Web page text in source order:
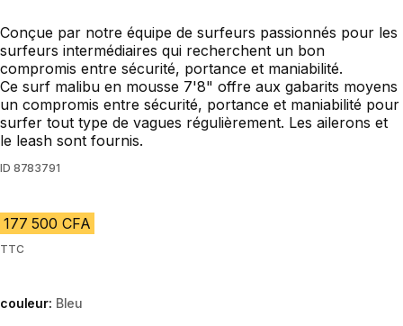
Conçue par notre équipe de surfeurs passionnés pour les
surfeurs intermédiaires qui recherchent un bon
compromis entre sécurité, portance et maniabilité.
Ce surf malibu en mousse 7'8" offre aux gabarits moyens
un compromis entre sécurité, portance et maniabilité pour
surfer tout type de vagues régulièrement. Les ailerons et
le leash sont fournis.
ID 8783791
177 500 CFA
TTC
couleur: Bleu